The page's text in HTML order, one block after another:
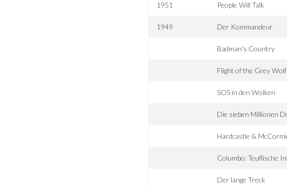
1951 People Will Talk
1949 Der Kommandeur
Badman's Country
Flight of the Grey Wolf
SOS in den Wolken
Die sieben Millionen
Hardcastle &
Columbo: Teuflische
Der lange Treck